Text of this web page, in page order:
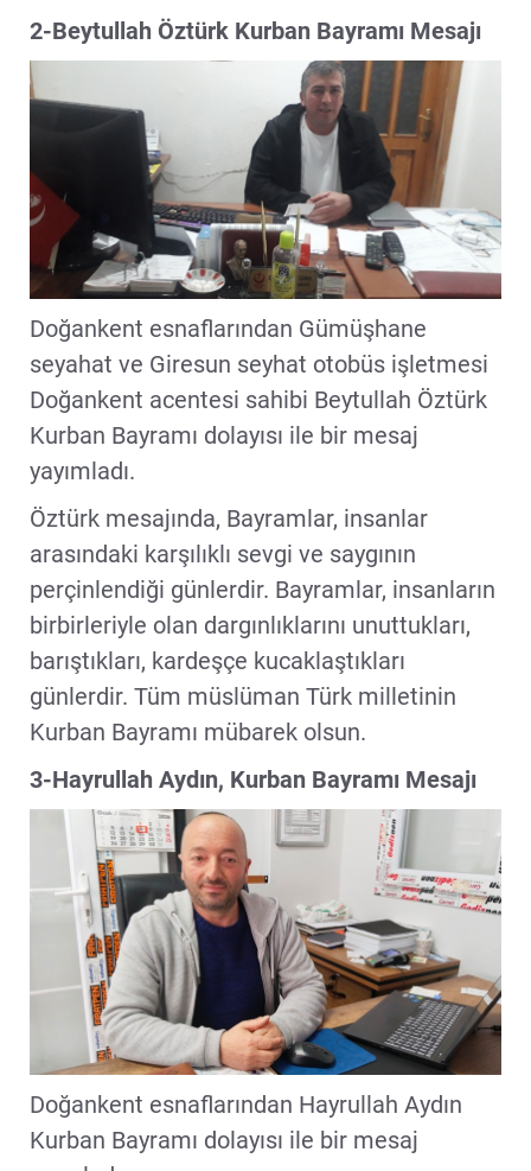
2-Beytullah Öztürk Kurban Bayramı Mesajı
Doğankent esnaflarından Gümüşhane
seyahat ve Giresun seyhat otobüs işletmesi
Doğankent acentesi sahibi Beytullah Öztürk
Kurban Bayramı dolayısı ile bir mesaj
yayımladı.
Öztürk mesajında, Bayramlar, insanlar
arasındaki karşılıklı sevgi ve saygının
perçinlendiği günlerdir. Bayramlar, insanların
birbirleriyle olan dargınlıklarını unuttukları,
barıştıkları, kardeşçe kucaklaştıkları
günlerdir. Tüm müslüman Türk milletinin
Kurban Bayramı mübarek olsun.
3-Hayrullah Aydın, Kurban Bayramı Mesajı
Doğankent esnaflarından Hayrullah Aydın
Kurban Bayramı dolayısı ile bir mesaj